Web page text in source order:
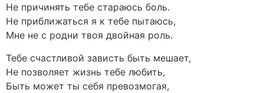
Не причинять тебе стараюсь боль.
Не приближаться я к тебе пытаюсь,
Мне не с родни твоя двойная роль.
Тебе счастливой зависть быть мешает,
Не позволяет жизнь тебе любить,
Быть может ты себя превозмогая,